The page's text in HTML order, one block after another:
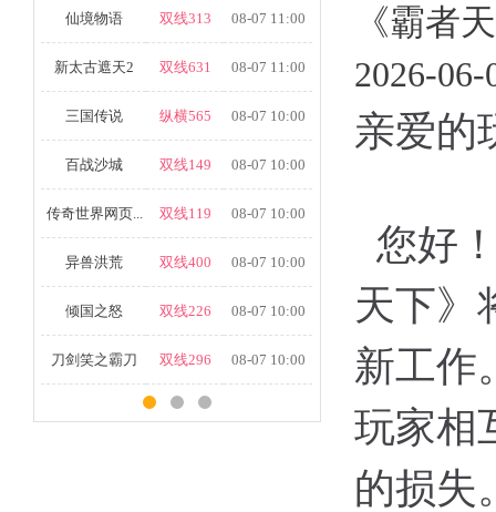
仙境物语 双线313 08-07 11:00
新太古遮天2 双线631 08-07 11:00
三国传说 纵横565 08-07 10:00
百战沙城 双线149 08-07 10:00
传奇世界网页... 双线119 08-07 10:00
异兽洪荒 双线400 08-07 10:00
倾国之怒 双线226 08-07 10:00
刀剑笑之霸刀 双线296 08-07 10:00
《霸者
2026-06-
亲爱的
您好
天下》
新工作
玩家相
的损失